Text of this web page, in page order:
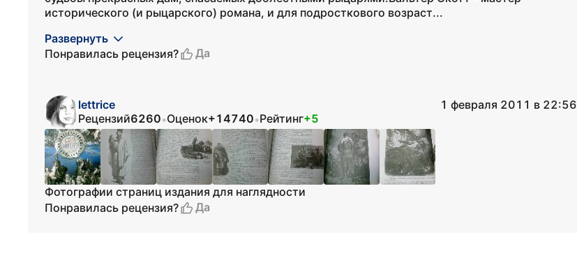
исторического (и рыцарского) романа, и для подросткового возраст...
Развернуть
Понравилась рецензия?
Да
lettrice
1 февраля 2011 в 22:56
Рецензий6260•Оценок+14740•Рейтинг+5
Фотографии страниц издания для наглядности
Понравилась рецензия?
Да